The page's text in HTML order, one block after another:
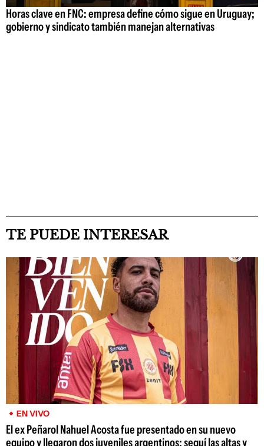
Horas clave en FNC: empresa define cómo sigue en Uruguay;
gobierno y sindicato también manejan alternativas
TE PUEDE INTERESAR
EN VIVO
El ex Peñarol Nahuel Acosta fue presentado en su nuevo
equipo y llegaron dos juveniles argentinos; seguí las altas y